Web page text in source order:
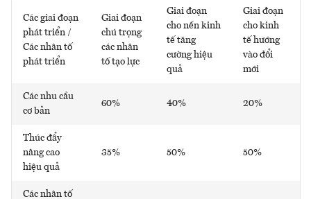
Các giai đoạn
phát triển /
Các nhân tố
phát triển
Giai đoạn
chú trọng
các nhân
tố tạo lực
Giai đoạn
cho nền kinh
tế tăng
cường hiệu
quả
Giai đoạn
cho kinh
tế hướng
vào đổi
mới
Các nhu cầu
cơ bản
60% 40% 20%
Thúc đẩy
nâng cao
hiệu quả
35% 50% 50%
Các nhân tố